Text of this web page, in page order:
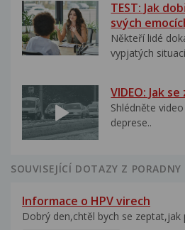
TEST: Jak
svých
Někteří lidé
vypjatých
VIDEO: Jak
Shlédněte
deprese..
SOUVISEJÍCÍ DOTAZY Z PORADNY
Informace o HPV virech
Dobrý den,chtěl bych se zeptat,jak